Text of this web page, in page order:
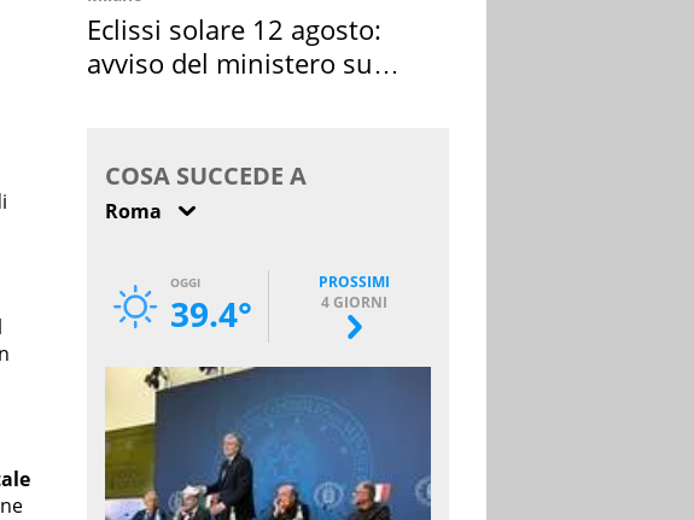
Eclissi solare 12 agosto:
avviso del ministero su